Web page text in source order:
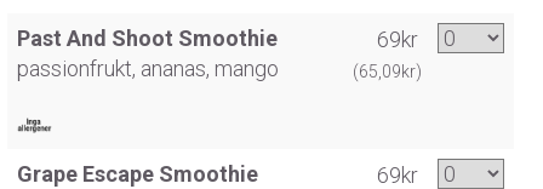
Past And Shoot Smoothie
passionfrukt, ananas, mango
69kr
(65,09kr)
Grape Escape Smoothie
69kr